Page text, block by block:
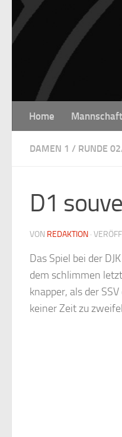
Unter dem Inhalt
Home
DAMEN 1 / RUNDE
D1
VON REDAKTION ·
Das Spiel bei der
dem schlimmen
knapper, als der
keiner Zeit zu